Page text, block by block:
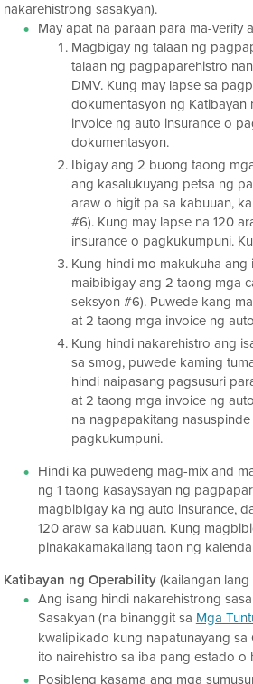
nakarehistrong sasakyan).
May apat na paraan para ma-
Magbigay ng talaan ng
talaan ng pagpaparehistro
DMV. Kung may lapse sa
dokumentasyon ng
invoice ng auto insurance o
dokumentasyon.
Ibigay ang 2 buong taong
ang kasalukuyang petsa ng
araw o higit pa sa kabuuan,
#6). Kung may lapse na 120
insurance o pagkukumpuni.
Kung hindi mo makukuha
maibibigay ang 2 taong mga
seksyon #6). Puwede kang
at 2 taong mga invoice ng
Kung hindi nakarehistro ang
sa smog, puwede kaming
hindi naipasang pagsusuri
at 2 taong mga invoice ng
na nagpapakitang
pagkukumpuni.
Hindi ka puwedeng mag-mix and
ng 1 taong kasaysayan ng
magbibigay ka ng auto insurance,
120 araw sa kabuuan. Kung
pinakakamakailang taon ng
Katibayan ng Operability(kailangan lang
Ang isang hindi nakarehistrong
Sasakyan (na binanggit sa Mga
kwalipikado kung napatunayang
ito nairehistro sa iba pang estado
Posibleng kasama ang mga